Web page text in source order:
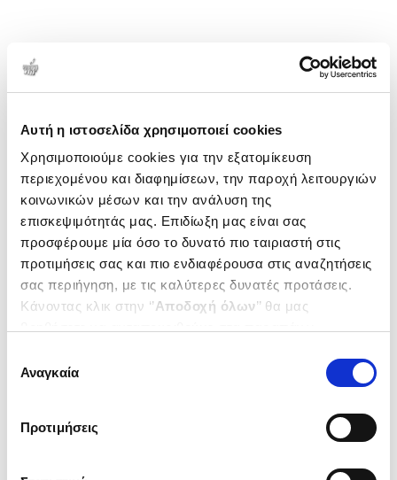
Αυτή η ιστοσελίδα χρησιμοποιεί cookies
Χρησιμοποιούμε cookies για την εξατομίκευση
περιεχομένου και διαφημίσεων, την παροχή λειτουργιών
κοινωνικών μέσων και την ανάλυση της
επισκεψιμότητάς μας. Επιδίωξη μας είναι σας
προσφέρουμε μία όσο το δυνατό πιο ταιριαστή στις
προτιμήσεις σας και πιο ενδιαφέρουσα στις αναζητήσεις
σας περιήγηση, με τις καλύτερες δυνατές προτάσεις.
Κάνοντας κλικ στην ‘’Αποδοχή όλων’’ θα μας
ενδιαφέρουν και να επιλέξετε από τα παρακάτω με την
΄΄και να ενημερωθείτε σχετικά με
συγκατάθεσης
Αναγκαία
Προτιμήσεις